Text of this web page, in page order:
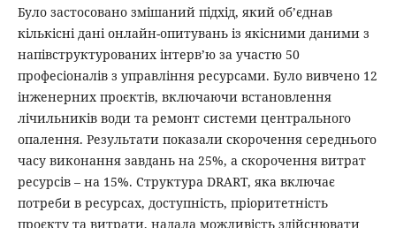
Було застосовано змішаний підхід, який об’єднав
кількісні дані онлайн-опитувань із якісними даними з
напівструктурованих інтерв’ю за участю 50
професіоналів з управління ресурсами. Було вивчено 12
інженерних проєктів, включаючи встановлення
лічильників води та ремонт системи центрального
опалення. Результати показали скорочення середнього
часу виконання завдань на 25%, а скорочення витрат
ресурсів – на 15%. Структура DRART, яка включає
потреби в ресурсах, доступність, пріоритетність
проєкту та витрати, надала можливість здійснювати